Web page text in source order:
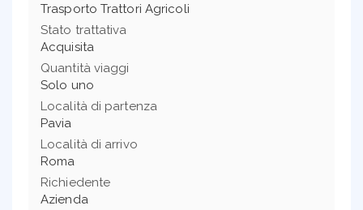
Trasporto Trattori Agricoli
Stato trattativa
Acquisita
Quantità viaggi
Solo uno
Località di partenza
Pavia
Località di arrivo
Roma
Richiedente
Azienda